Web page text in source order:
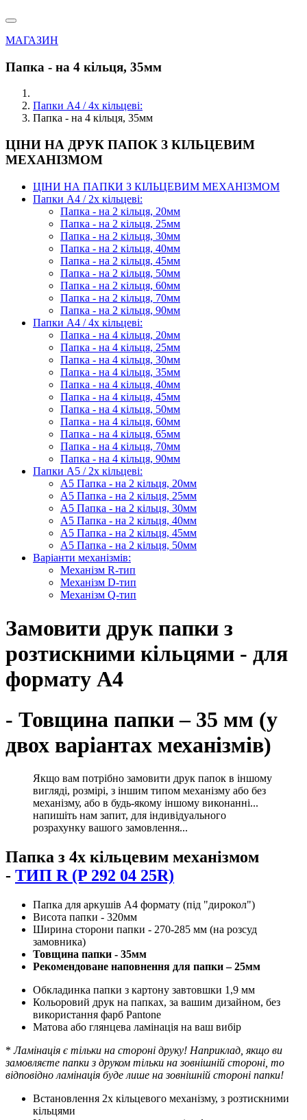
МАГАЗИН
Папка - на 4 кільця, 35мм
Папки А4 / 4х кільцеві:
Папка - на 4 кільця, 35мм
ЦІНИ НА ДРУК ПАПОК З КІЛЬЦЕВИМ
МЕХАНІЗМОМ
ЦІНИ НА ПАПКИ З КІЛЬЦЕВИМ МЕХАНІЗМОМ
Папки А4 / 2х кільцеві:
Папка - на 2 кільця, 20мм
Папка - на 2 кільця, 25мм
Папка - на 2 кільця, 30мм
Папка - на 2 кільця, 40мм
Папка - на 2 кільця, 45мм
Папка - на 2 кільця, 50мм
Папка - на 2 кільця, 60мм
Папка - на 2 кільця, 70мм
Папка - на 2 кільця, 90мм
Папки А4 / 4х кільцеві:
Папка - на 4 кільця, 20мм
Папка - на 4 кільця, 25мм
Папка - на 4 кільця, 30мм
Папка - на 4 кільця, 35мм
Папка - на 4 кільця, 40мм
Папка - на 4 кільця, 45мм
Папка - на 4 кільця, 50мм
Папка - на 4 кільця, 60мм
Папка - на 4 кільця, 65мм
Папка - на 4 кільця, 70мм
Папка - на 4 кільця, 90мм
Папки А5 / 2х кільцеві:
А5 Папка - на 2 кільця, 20мм
А5 Папка - на 2 кільця, 25мм
А5 Папка - на 2 кільця, 30мм
А5 Папка - на 2 кільця, 40мм
А5 Папка - на 2 кільця, 45мм
А5 Папка - на 2 кільця, 50мм
Варіанти механізмів:
Механізм R-тип
Механізм D-тип
Механізм Q-тип
Замовити друк папки з
розтискними кільцями - для
формату А4
- Товщина папки – 35 мм (у
двох варіантах механізмів)
Якщо вам потрібно замовити друк папок в іншому
вигляді, розмірі, з іншим типом механізму або без
механізму, або в будь-якому іншому виконанні...
напишіть нам запит, для індивідуального
розрахунку вашого замовлення...
Папка з 4х кільцевим механізмом
- ТИП R (P 292 04 25R)
Папка для аркушів А4 формату (під "дирокол")
Висота папки - 320мм
Ширина сторони папки - 270-285 мм (на розсуд
замовника)
Товщина папки - 35мм
Рекомендоване наповнення для папки – 25мм
Обкладинка папки з картону завтовшки 1,9 мм
Кольоровий друк на папках, за вашим дизайном, без
використання фарб Pantone
Матова або глянцева ламінація на ваш вибір
*Ламінація є тільки на стороні друку! Наприклад, якщо ви
замовляєте папки з друком тільки на зовнішній стороні, то
відповідно ламінація буде лише на зовнішній стороні папки!
Встановлення 2х кільцевого механізму, з розтискними
кільцями